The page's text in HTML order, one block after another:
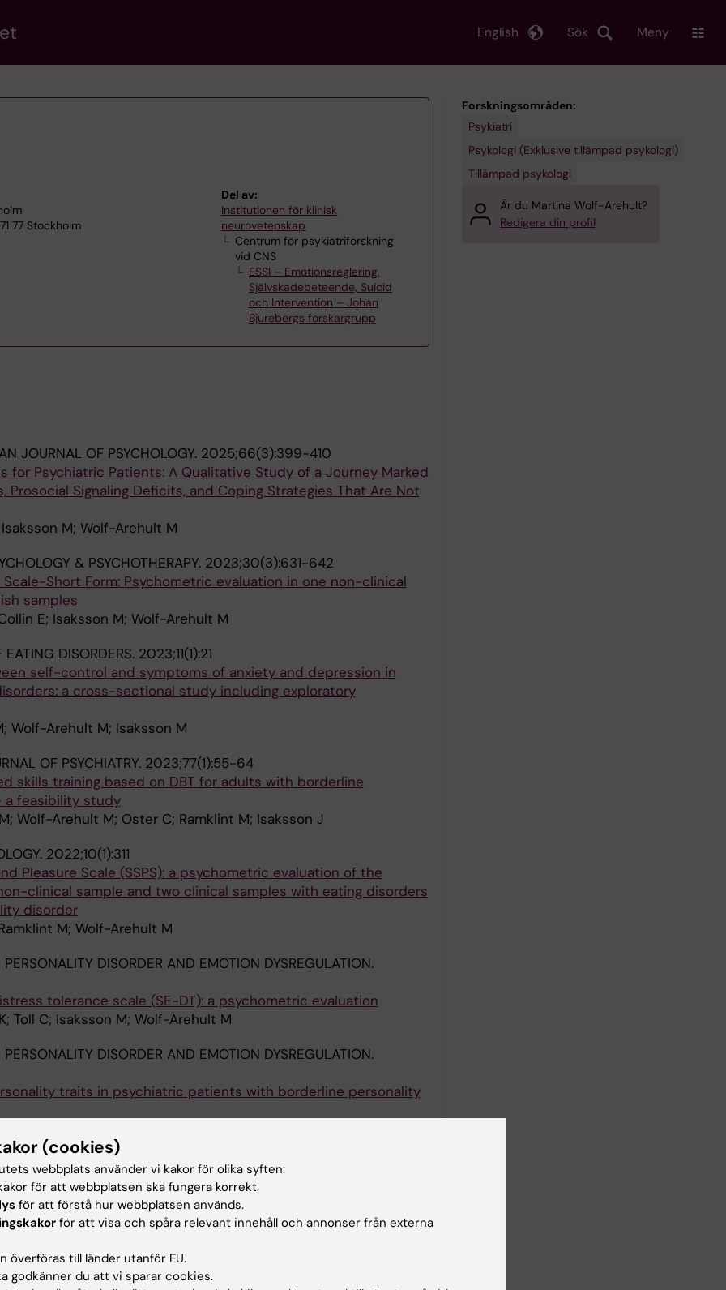
Sök
English Meny
77 Stockholm
Del av:
Institutionen för klinisk
neurovetenskap
Centrum för psykiatriforskning
vid CNS
ESSI – Emotionsreglering,
Självskadebeteende, Suicid
och Intervention – Johan
Bjurebergs forskargrupp
JOURNAL OF PSYCHOLOGY. 2025;66(3):399-410
for Psychiatric Patients: A Qualitative Study of a Journey Marked
Prosocial Signaling Deficits, and Coping Strategies That Are Not
M; Wolf-Arehult M
& PSYCHOTHERAPY. 2023;30(3):631-642
Short Form: Psychometric evaluation in one non-clinical
samples
E; Isaksson M; Wolf-Arehult M
DISORDERS. 2023;11(1):21
self-control and symptoms of anxiety and depression in
a cross-sectional study including exploratory
Wolf-Arehult M; Isaksson M
OF PSYCHIATRY. 2023;77(1):55-64
skills training based on DBT for adults with borderline
feasibility study
Wolf-Arehult M; Oster C; Ramklint M; Isaksson J
2022;10(1):311
Pleasure Scale (SSPS): a psychometric evaluation of the
clinical sample and two clinical samples with eating disorders
disorder
M; Wolf-Arehult M
PERSONALITY DISORDER AND EMOTION DYSREGULATION.
tolerance scale (SE-DT): a psychometric evaluation
Toll C; Isaksson M; Wolf-Arehult M
PERSONALITY DISORDER AND EMOTION DYSREGULATION.
traits in psychiatric patients with borderline personality
JOURNAL OF PSYCHOLOGY.2021;62(5):648-654
of the Eating Disorder Symptom List (EDSL), a brief
assessment of eating disorder symptoms
Wolf-Arehult M; Ramklint M
THERAPY AND EXPERIMENTAL PSYCHIATRY.
Forskningsområden:
Psykiatri
Psykologi (Exklusive tillämpad psykologi)
Tillämpad psykologi
Är du Martina Wolf-Arehult?
Redigera din profil
(cookies)
webbplats använder vi kakor för olika syften:
för att webbplatsen ska fungera korrekt.
för att förstå hur webbplatsen används.
för att visa och spåra relevant innehåll och annonser från externa
överföras till länder utanför EU.
godkänner du att vi sparar cookies.